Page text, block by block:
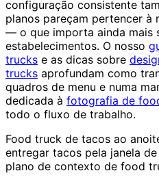
configuração consistente
planos pareçam pertencer à
— o que importa ainda mais
estabelecimentos. O nosso
trucks e as dicas sobre
trucks aprofundam como
quadros de menu e numa
dedicada à fotografia de
todo o fluxo de trabalho.
Food truck de tacos ao
entregar tacos pela janela
plano de contexto de food